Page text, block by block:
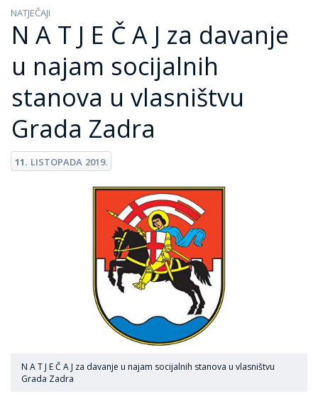
NATJEČAJI
N A T J E Č A J za davanje
u najam socijalnih
stanova u vlasništvu
Grada Zadra
11. LISTOPADA 2019.
N A T J E Č A J za davanje u najam socijalnih stanova u vlasništvu
Grada Zadra